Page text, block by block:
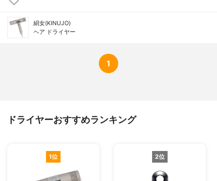
絹女(KINUJO)
ヘア ドライヤー
1
ドライヤーおすすめランキング
1位 2位